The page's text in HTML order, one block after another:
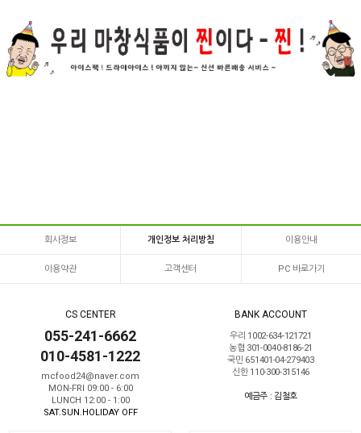
회사정보 개인정보 처리방침 이용안내
이용약관 고객센터 PC 바로가기
CS CENTER
055-241-6662
010-4581-1222
mcfood24@naver.com
MON-FRI 09:00 - 6:00
LUNCH 12:00 - 1:00
SAT.SUN.HOLIDAY OFF
BANK ACCOUNT
우리 1002-634-121721
농협 301-0040-8186-21
국민 651401-04-279403
신한 110-300-315146
예금주 : 김철호